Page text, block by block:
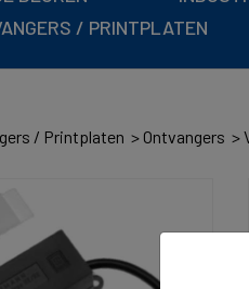
/ PRINTPLATEN
/ Printplaten Ontvangers